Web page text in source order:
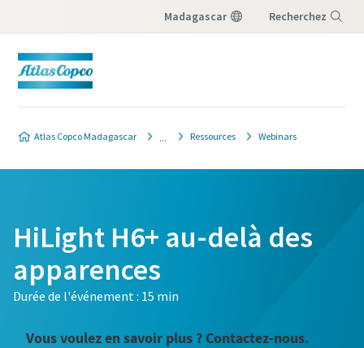
Madagascar Recherchez
Atlas Copco Madagascar Ressources Webinars
HiLight H6+ au-delà des
apparences
Durée de l'événement : 15 min
Vous voulez en savoir plus ? Contactez-nous.